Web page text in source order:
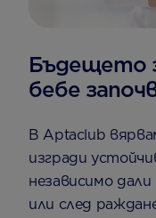
Бъдещето
бебе
В Aptaclub
изгради
независимо
или след